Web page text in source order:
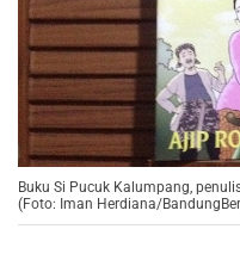
Buku Si Pucuk Kalumpang,
(Foto: Iman Herdiana/